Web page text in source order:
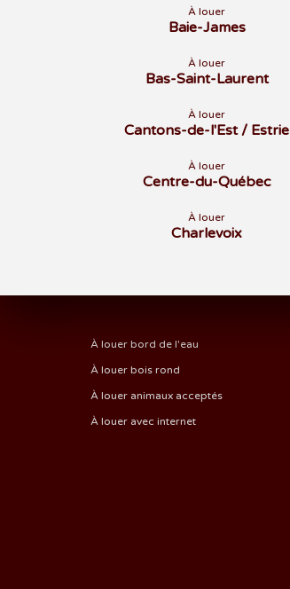
À louer
Baie-James
À louer
Bas-Saint-Laurent
À louer
Cantons-de-l'Est / Estrie
À louer
Centre-du-Québec
À louer
Charlevoix
À louer bord de l'eau
À louer bois rond
À louer animaux acceptés
À louer avec internet